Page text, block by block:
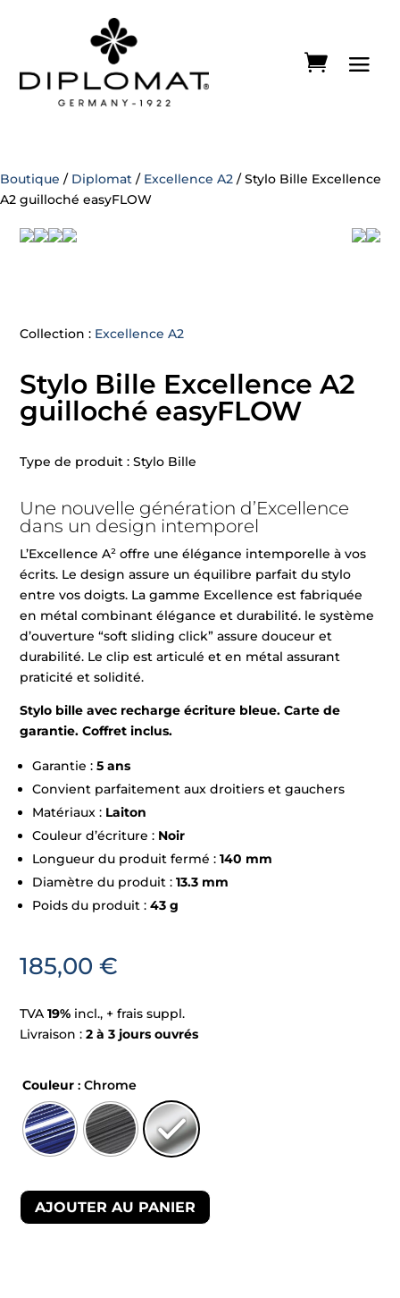
Boutique / Diplomat / Excellence A2 / Stylo Bille Excellence
A2 guilloché easyFLOW
Collection : Excellence A2
Stylo Bille Excellence A2
guilloché easyFLOW
Type de produit : Stylo Bille
Une nouvelle génération d’Excellence
dans un design intemporel
L’Excellence A² offre une élégance intemporelle à vos
écrits. Le design assure un équilibre parfait du stylo
entre vos doigts. La gamme Excellence est fabriquée
en métal combinant élégance et durabilité. le système
d’ouverture “soft sliding click” assure douceur et
durabilité. Le clip est articulé et en métal assurant
praticité et solidité.
Stylo bille avec recharge écriture bleue. Carte de
garantie. Coffret inclus.
Garantie :5 ans
Convient parfaitement aux droitiers et gauchers
Matériaux : Laiton
Couleur d’écriture : Noir
Longueur du produit fermé :140 mm
Diamètre du produit :13.3 mm
Poids du produit :43 g
185,00€
TVA19% incl., + frais suppl.
Livraison :2 à 3 jours ouvrés
Couleur : Chrome
AJOUTER AU PANIER